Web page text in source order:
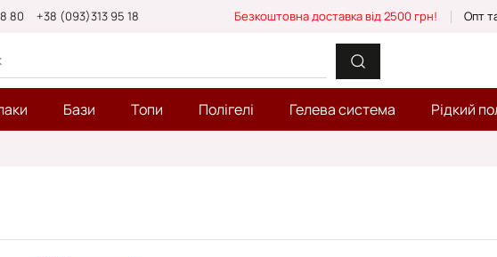
80 +38 (093)313 95 18 Безкоштовна доставка від 2500 грн! Опт
Бази Топи Полігелі Гелева система Рідкий